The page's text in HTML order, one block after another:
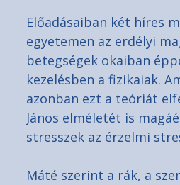
Előadásaiban két híres
egyetemen az erdélyi
betegségek okaiban
kezelésben a fizikaiak.
azonban ezt a teóriát
János elméletét is
stresszek az érzelmi
Máté szerint a rák, a